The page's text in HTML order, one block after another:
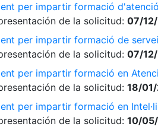
per impartir formació
de la solicitud: 07/
per impartir formació de
de la solicitud: 07/
per impartir formació en
de la solicitud: 18/
per impartir formació en
de la solicitud: 10/